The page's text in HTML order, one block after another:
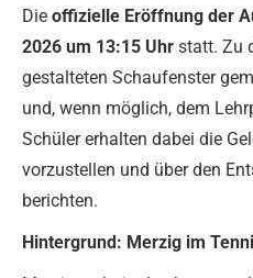
Die offizielle Eröffnung der
2026 um 13:15 Uhr statt. Zu
gestalteten Schaufenster
und, wenn möglich, dem
Schüler erhalten dabei die
vorzustellen und über den
berichten.
Hintergrund: Merzig im